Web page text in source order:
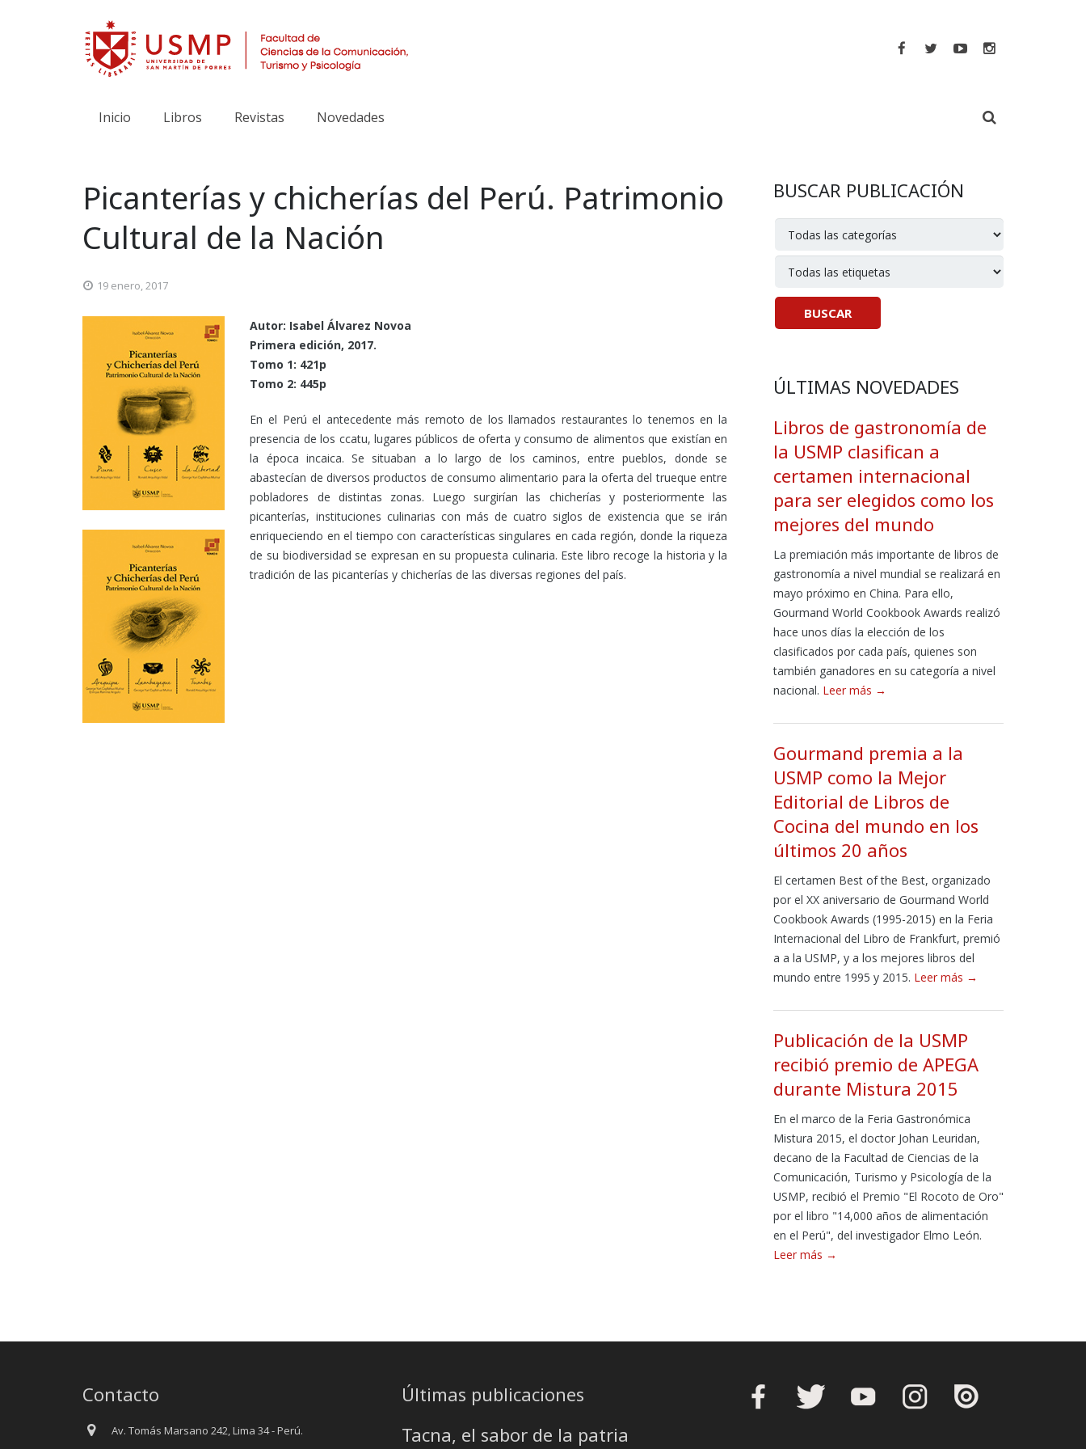
Inicio Libros Revistas Novedades
Picanterías y chicherías del Perú. Patrimonio
Cultural de la Nación
19 enero, 2017
Autor: Isabel Álvarez Novoa
Primera edición, 2017.
Tomo 1: 421p
Tomo 2: 445p
En el Perú el antecedente más remoto de los llamados restaurantes lo tenemos en la
presencia de los ccatu, lugares públicos de oferta y consumo de alimentos que existían en
la época incaica. Se situaban a lo largo de los caminos, entre pueblos, donde se
abastecían de diversos productos de consumo alimentario para la oferta del trueque entre
pobladores de distintas zonas. Luego surgirían las chicherías y posteriormente las
picanterías, instituciones culinarias con más de cuatro siglos de existencia que se irán
enriqueciendo en el tiempo con características singulares en cada región, donde la riqueza
de su biodiversidad se expresan en su propuesta culinaria. Este libro recoge la historia y la
tradición de las picanterías y chicherías de las diversas regiones del país.
BUSCAR PUBLICACIÓN
ÚLTIMAS NOVEDADES
Libros de gastronomía de
la USMP clasifican a
certamen internacional
para ser elegidos como los
mejores del mundo
La premiación más importante de libros de
gastronomía a nivel mundial se realizará en
mayo próximo en China. Para ello,
Gourmand World Cookbook Awards realizó
hace unos días la elección de los
clasificados por cada país, quienes son
también ganadores en su categoría a nivel
nacional. Leer más →
Gourmand premia a la
USMP como la Mejor
Editorial de Libros de
Cocina del mundo en los
últimos 20 años
El certamen Best of the Best, organizado
por el XX aniversario de Gourmand World
Cookbook Awards (1995-2015) en la Feria
Internacional del Libro de Frankfurt, premió
a a la USMP, y a los mejores libros del
mundo entre 1995 y 2015. Leer más →
Publicación de la USMP
recibió premio de APEGA
durante Mistura 2015
En el marco de la Feria Gastronómica
Mistura 2015, el doctor Johan Leuridan,
decano de la Facultad de Ciencias de la
Comunicación, Turismo y Psicología de la
USMP, recibió el Premio "El Rocoto de Oro"
por el libro "14,000 años de alimentación
en el Perú", del investigador Elmo León.
Leer más →
Contacto
Av. Tomás Marsano 242, Lima 34 - Perú.
Últimas publicaciones
Tacna, el sabor de la patria